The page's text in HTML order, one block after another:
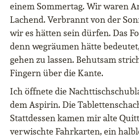
einem Sommertag. Wir waren
Lachend. Verbrannt von der
wir es hätten sein dürfen. Das
denn wegräumen hätte
gehen zu lassen. Behutsam
Fingern über die Kante.
Ich öffnete die
dem Aspirin. Die
Stattdessen kamen mir alte
verwischte Fahrkarten, ein